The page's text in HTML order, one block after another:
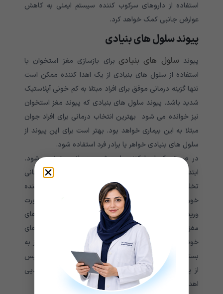
استفاده از داروهای سرکوب کننده سیستم ایمنی به کاهش
عوارض جانبی کمک خواهد کرد.
پیوند سلول های بنیادی
پیوند سلول های بنیادی برای بازسازی مغز استخوان با
استفاده از سلول های بنیادی از یک اهدا کننده ممکن است
تنها گزینه درمانی موفق برای افراد مبتلا به کم خونی آپلاستیک
شدید باشد. پیوند سلول های بنیادی که پیوند مغز استخوان
نیز خوانده می شود بهترین انتخاب درمانی برای افراد جوان
مبتلا به این بیماری خواهد بود. بهتر است برای این پیوند از
سلول های بنیادی خواهر یا برادر فرد استفاده شود.
در صورتی که اهدا کننده این شیوه درمانی مشخص شود.
ابتدا مغز استخوان بیمار توسط پرتو درمانی یا شیمی درمانی
تخلیه شده و سپس سلول های بنیادی سالم از اهدا کننده
خون جدا خواهد شد. سلول های بنیادی سالم به صورت
وریدی داخل جریان خون فرد مبتلا وارد شده و وارد حفره های
مغز استخوان جای گرفته و نهایتاً شروع به تولید سلول های
خونی جدید خواهد کرد. برای انجام این شیوه درمانی نیاز به
بستری شدن طولانی مدت در بیمارستان خواهید داشت. پس
از پیوند نیز برای جلوگیری از رد پیوند سلول های بنیادیی
اهدایی باید داروهای به خصوصی را مصرف کنید.